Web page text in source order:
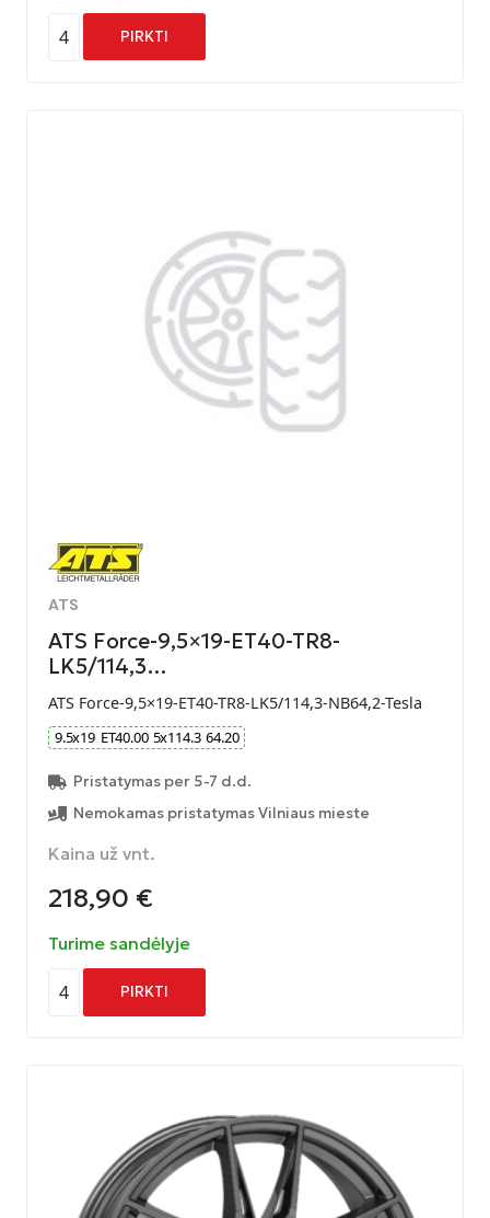
4 PIRKTI
ATS
ATS Force-9,5×19-ET40-TR8-
LK5/114,3…
ATS Force-9,5×19-ET40-TR8-LK5/114,3-NB64,2-Tesla
9.5x19 ET40.00 5x114.3 64.20
Pristatymas per 5-7 d.d.
Nemokamas pristatymas Vilniaus mieste
Kaina už vnt.
218,90 €
Turime sandėlyje
4 PIRKTI